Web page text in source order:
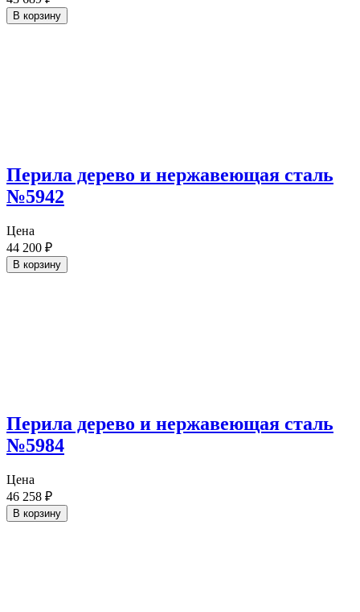
В корзину
Перила дерево и нержавеющая сталь
№5942
Цена
44 200 ₽
В корзину
Перила дерево и нержавеющая сталь
№5984
Цена
46 258 ₽
В корзину